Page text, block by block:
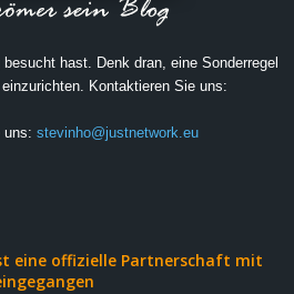
hast. Denk dran, eine Sonderregel
Kontaktieren Sie uns:
uns: stevinho@justnetwork.eu
eine offizielle Partnerschaft mit